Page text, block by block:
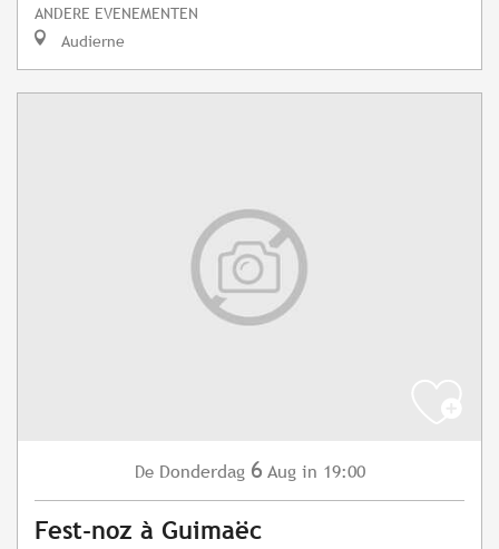
ANDERE EVENEMENTEN
Audierne
De Donderdag 6 Aug in 19:00
Fest-noz à Guimaëc